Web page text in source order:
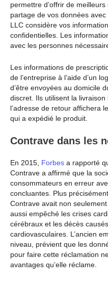
permettre d’offrir de
partage de vos données
LLC considère vos
confidentielles. Les
avec les personnes
Les informations de
de l’entreprise à l’aide d’un
d’être envoyées au domicile
discret. Ils utilisent la
l’adresse de retour affichera
qui a expédié le produit.
Contrave dans les
En 2015, Forbes a rapporté
Contrave a affirmé que la
consommateurs en erreur
concluantes. Plus
Contrave avait non
aussi empêché les crises
cérébraux et les décès
cardiovasculaires. L’ancien
niveau, prévient que les
pour faire cette réclamation
avantages qu’elle réclame.